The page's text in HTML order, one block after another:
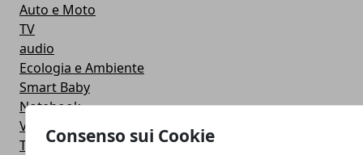
Consenso sui Cookie
Auto e Moto
TV
audio
Ecologia e Ambiente
Smart Baby
Notebook
Videogame
The Server Side